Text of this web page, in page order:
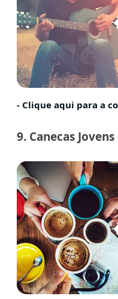
- Clique aqui para a
9. Canecas